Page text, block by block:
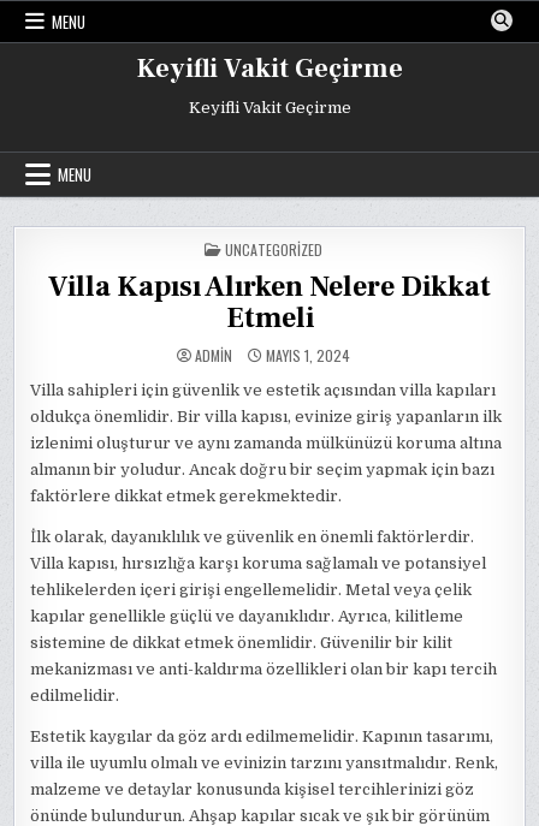
Skip
MENU
Keyifli Vakit Geçirme
Keyifli Vakit Geçirme
MENU
POSTED
IN
UNCATEGORIZED
Villa Kapısı Alırken Nelere Dikkat
Etmeli
ADMIN MAYIS 1, 2024
Villa sahipleri için güvenlik ve estetik açısından villa kapıları
oldukça önemlidir. Bir villa kapısı, evinize giriş yapanların ilk
izlenimi oluşturur ve aynı zamanda mülkünüzü koruma altına
almanın bir yoludur. Ancak doğru bir seçim yapmak için bazı
faktörlere dikkat etmek gerekmektedir.
İlk olarak, dayanıklılık ve güvenlik en önemli faktörlerdir.
Villa kapısı, hırsızlığa karşı koruma sağlamalı ve potansiyel
tehlikelerden içeri girişi engellemelidir. Metal veya çelik
kapılar genellikle güçlü ve dayanıklıdır. Ayrıca, kilitleme
sistemine de dikkat etmek önemlidir. Güvenilir bir kilit
mekanizması ve anti-kaldırma özellikleri olan bir kapı tercih
edilmelidir.
Estetik kaygılar da göz ardı edilmemelidir. Kapının tasarımı,
villa ile uyumlu olmalı ve evinizin tarzını yansıtmalıdır. Renk,
malzeme ve detaylar konusunda kişisel tercihlerinizi göz
önünde bulundurun. Ahşap kapılar sıcak ve şık bir görünüm